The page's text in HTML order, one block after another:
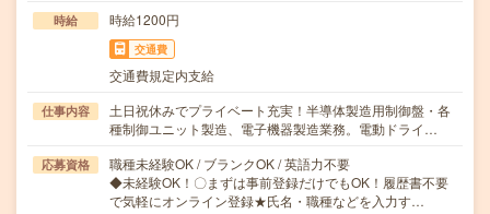
時給 時給1200円
交通費
交通費規定内支給
仕事内容
土日祝休みでプライベート充実！半導体製造用制御盤・各
種制御ユニット製造、電子機器製造業務。電動ドライ…
応募資格
職種未経験OK / ブランクOK / 英語力不要
◆未経験OK！〇まずは事前登録だけでもOK！履歴書不要
で気軽にオンライン登録★氏名・職種などを入力す…